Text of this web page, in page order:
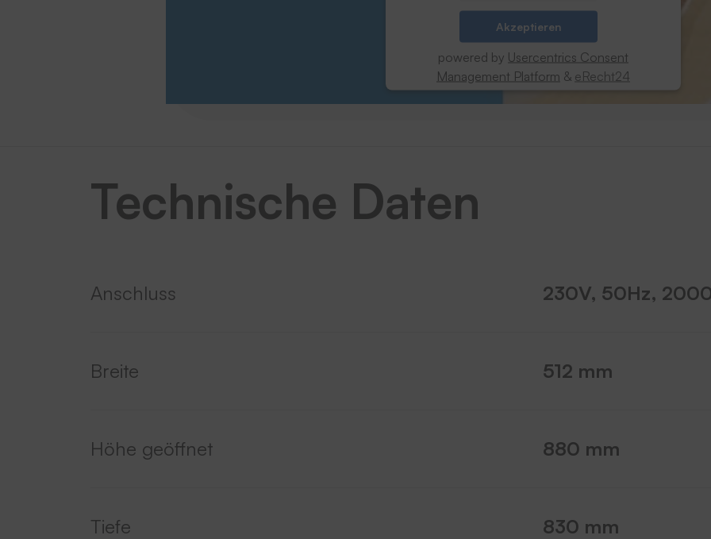
Akzeptieren
powered by Usercentrics Consent
Management Platform & eRecht24
Technische Daten
Anschluss 230V, 50Hz,
Breite 512 mm
Höhe geöffnet 880 mm
Tiefe 830 mm